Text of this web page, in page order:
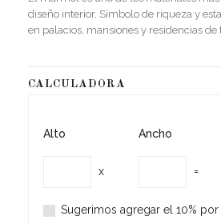
diseño interior. Símbolo de riqueza y
en palacios, mansiones y residencias
CALCULADORA
Alto Ancho
x =
Sugerimos agregar el 10%